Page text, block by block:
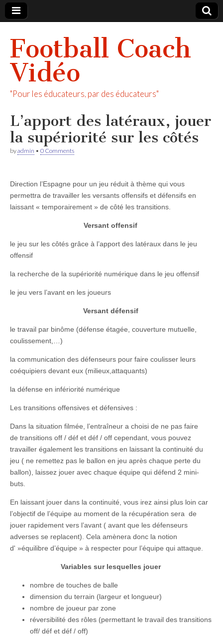
Football Coach
Vidéo
"Pour les éducateurs, par des éducateurs"
L’apport des latéraux, jouer
la supériorité sur les côtés
byadmin • 0 Comments
Direction l’Espagne pour un jeu réduit à thème qui vous
permettra de travailler les versants offensifs et défensifs en
laissant « temporairement » de côté les transitions.
Versant offensif
le jeu sur les côtés grâce à l’apport des latéraux dans le jeu
offensif
la recherche de la supériorité numérique dans le jeu offensif
le jeu vers l’avant en les joueurs
Versant défensif
le travail par binôme (défense étagée, couverture mutuelle,
coulissement,…)
la communication des défenseurs pour faire coulisser leurs
coéquipiers devant eux (milieux,attaquants)
la défense en infériorité numérique
Les transitions offensives et défensives :
Dans la situation filmée, l’entraîneur a choisi de ne pas faire
de transitions off / déf et déf / off cependant, vous pouvez
travailler également les transitions en laissant la continuité du
jeu ( ne remettez pas le ballon en jeu après chaque perte du
ballon), laissez jouer avec chaque équipe qui défend 2 mini-
buts.
En laissant jouer dans la continuité, vous irez ainsi plus loin car
l’objectif de l’équipe au moment de la récupération sera de
jouer rapidement vers l’avant ( avant que les défenseurs
adverses se replacent). Cela amènera donc la notion
d' »équilibre d’équipe » à respecter pour l’équipe qui attaque.
Variables sur lesquelles jouer
nombre de touches de balle
dimension du terrain (largeur et longueur)
nombre de joueur par zone
réversibilité des rôles (permettant le travail des transitions
off/ déf et déf / off)